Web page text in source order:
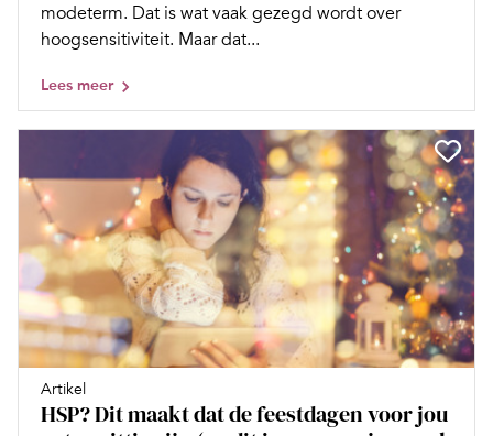
modeterm. Dat is wat vaak gezegd wordt over
hoogsensitiviteit. Maar dat...
Lees meer
Artikel
HSP? Dit maakt dat de feestdagen voor jou